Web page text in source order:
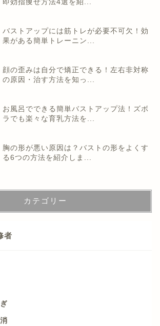
即効指痩せ方法4選を紹...
バストアップには筋トレが必要不可欠！効
果がある簡単トレーニン...
顔の歪みは自分で矯正できる！左右非対称
の原因・治す方法を知っ...
お風呂でできる簡単バストアップ法！ズボ
ラでも楽々な育乳方法を...
胸の形が悪い原因は？バストの形をよくす
る6つの方法を紹介しま...
カテゴリー
者